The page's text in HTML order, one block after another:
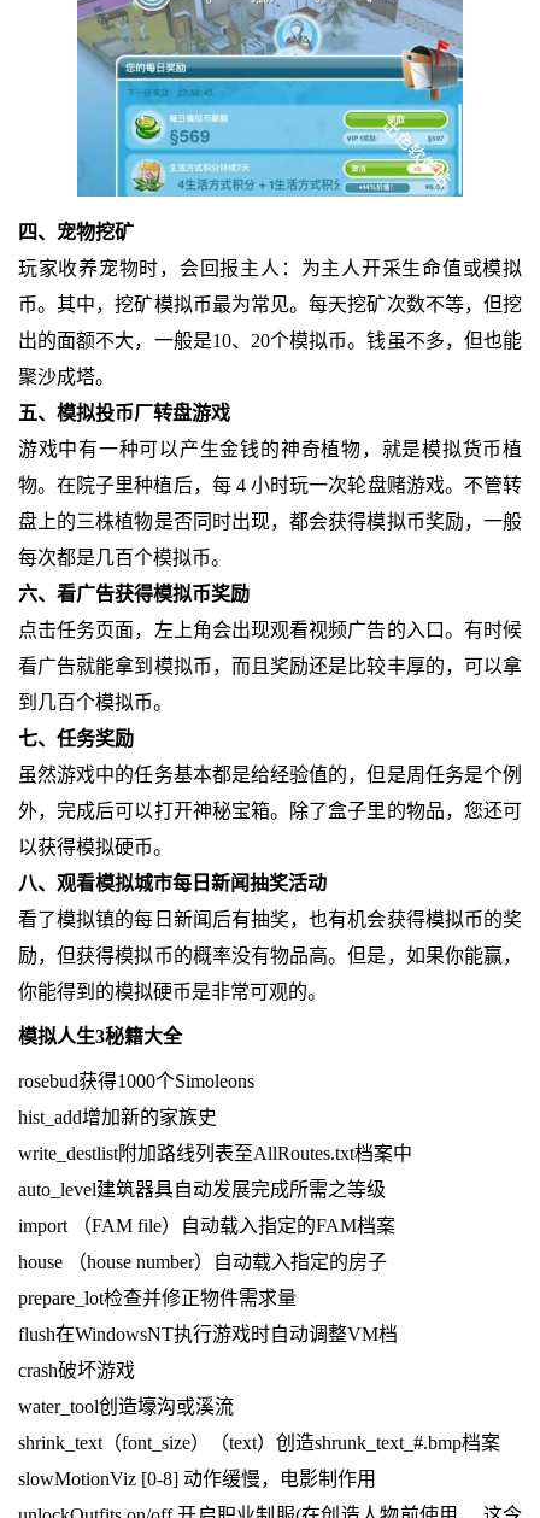
四、宠物挖矿
玩家收养宠物时，会回报主人：为主人开采生命值或模拟
币。其中，挖矿模拟币最为常见。每天挖矿次数不等，但挖
出的面额不大，一般是10、20个模拟币。钱虽不多，但也能
聚沙成塔。
五、模拟投币厂转盘游戏
游戏中有一种可以产生金钱的神奇植物，就是模拟货币植
物。在院子里种植后，每 4 小时玩一次轮盘赌游戏。不管转
盘上的三株植物是否同时出现，都会获得模拟币奖励，一般
每次都是几百个模拟币。
六、看广告获得模拟币奖励
点击任务页面，左上角会出现观看视频广告的入口。有时候
看广告就能拿到模拟币，而且奖励还是比较丰厚的，可以拿
到几百个模拟币。
七、任务奖励
虽然游戏中的任务基本都是给经验值的，但是周任务是个例
外，完成后可以打开神秘宝箱。除了盒子里的物品，您还可
以获得模拟硬币。
八、观看模拟城市每日新闻抽奖活动
看了模拟镇的每日新闻后有抽奖，也有机会获得模拟币的奖
励，但获得模拟币的概率没有物品高。但是，如果你能赢，
你能得到的模拟硬币是非常可观的。
模拟人生3秘籍大全
rosebud获得1000个Simoleons
hist_add增加新的家族史
write_destlist附加路线列表至AllRoutes.txt档案中
auto_level建筑器具自动发展完成所需之等级
import （FAM file）自动载入指定的FAM档案
house （house number）自动载入指定的房子
prepare_lot检查并修正物件需求量
flush在WindowsNT执行游戏时自动调整VM档
crash破坏游戏
water_tool创造壕沟或溪流
shrink_text（font_size）（text）创造shrunk_text_#.bmp档案
slowMotionViz [0-8] 动作缓慢，电影制作用